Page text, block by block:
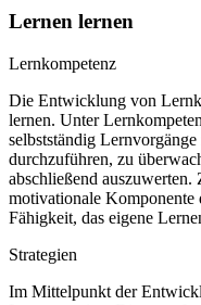
Lernen lernen
Lernkompetenz
Die Entwicklung von
lernen. Unter
selbstständig
durchzuführen, zu
abschließend
motivationale Komponente
Fähigkeit, das eigene
Strategien
Im Mittelpunkt der